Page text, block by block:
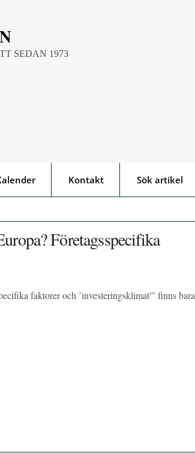
SEDAN 1973
Kontakt Sök artikel
Företagsspecifika
faktorer och ’investeringsklimat'” finns bara